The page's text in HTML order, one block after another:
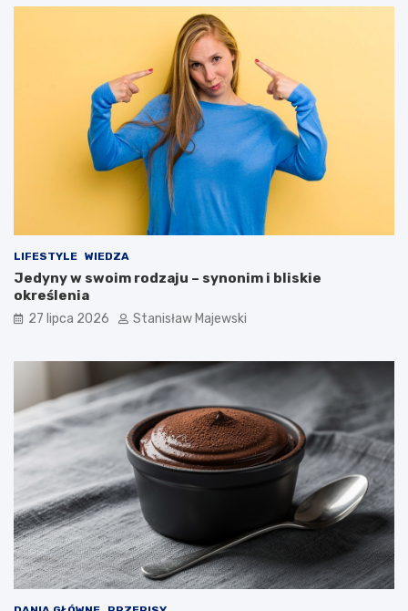
LIFESTYLE WIEDZA
Jedyny w swoim rodzaju – synonim i bliskie
określenia
27 lipca 2026 Stanisław Majewski